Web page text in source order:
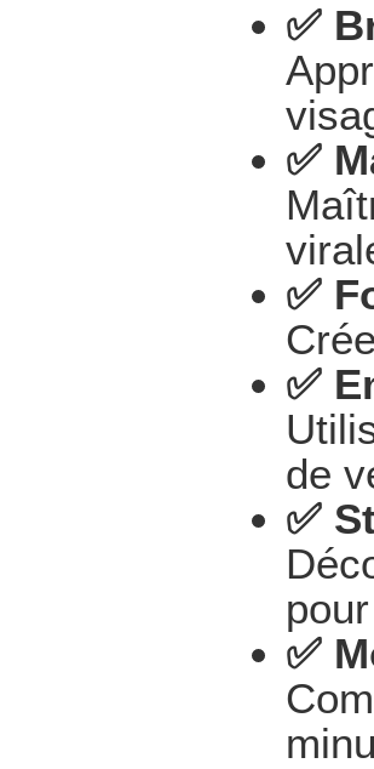
✅
✅
✅
✅
de
✅
✅